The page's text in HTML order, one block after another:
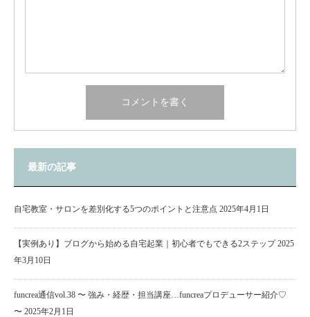
最新の記事
自宅教室・サロンを差別化する5つのポイントと注意点 2025年4月1日
【実例あり】ブログから始める自宅起業｜初心者でもできる2ステップ 2025
年3月10日
funcrea通信vol.38 〜 強み・経歴・担当講座…funcreaプロデューサー紹介♡
〜 2025年2月1日